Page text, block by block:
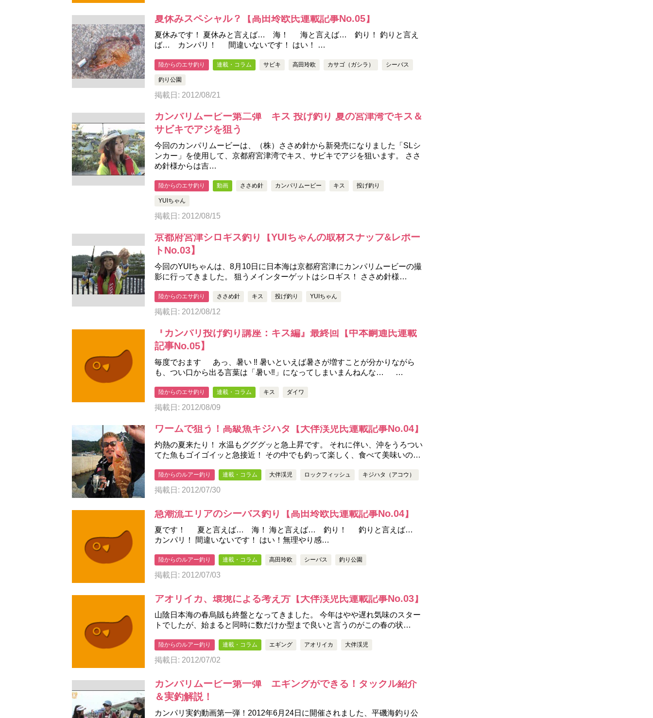
夏休みスペシャル？【高田玲欧氏連載記事No.05】
夏休みです！ 夏休みと言えば… 海！ 海と言えば… 釣り！ 釣りと言え
ば… カンパリ！ 間違いないです！ はい！ …
陸からのエサ釣り 連載・コラム サビキ 高田玲欧 カサゴ（ガシラ） シーバス
釣り公園
掲載日: 2012/08/21
カンパリムービー第二弾 キス 投げ釣り 夏の宮津湾でキス＆
サビキでアジを狙う
今回のカンパリムービーは、（株）ささめ針から新発売になりました「SLシ
ンカー」を使用して、京都府宮津湾でキス、サビキでアジを狙います。 ささ
め針様からは吉…
陸からのエサ釣り 動画 ささめ針 カンパリムービー キス 投げ釣り
YUIちゃん
掲載日: 2012/08/15
京都府宮津シロギス釣り【YUIちゃんの取材スナップ&レポー
トNo.03】
今回のYUIちゃんは、8月10日に日本海は京都府宮津にカンパリムービーの撮
影に行ってきました。 狙うメインターゲットはシロギス！ ささめ針様…
陸からのエサ釣り ささめ針 キス 投げ釣り YUIちゃん
掲載日: 2012/08/12
『カンパリ投げ釣り講座：キス編』最終回【中本嗣通氏連載
記事No.05】
毎度でおます あっ、暑い ‼ 暑いといえば暑さが増すことが分かりながら
も、つい口から出る言葉は「暑い‼」になってしまいまんねんな… …
陸からのエサ釣り 連載・コラム キス ダイワ
掲載日: 2012/08/09
ワームで狙う！高級魚キジハタ【大伴渓児氏連載記事No.04】
灼熱の夏来たり！ 水温もグググッと急上昇です。 それに伴い、沖をうろつい
てた魚もゴイゴイッと急接近！ その中でも釣って楽しく、食べて美味いの…
陸からのルアー釣り 連載・コラム 大伴渓児 ロックフィッシュ キジハタ（アコウ）
掲載日: 2012/07/30
急潮流エリアのシーバス釣り【高田玲欧氏連載記事No.04】
夏です！ 夏と言えば… 海！ 海と言えば… 釣り！ 釣りと言えば…
カンパリ！ 間違いないです！ はい！無理やり感…
陸からのルアー釣り 連載・コラム 高田玲欧 シーバス 釣り公園
掲載日: 2012/07/03
アオリイカ、環境による考え方【大伴渓児氏連載記事No.03】
山陰日本海の春烏賊も終盤となってきました。 今年はやや遅れ気味のスター
トでしたが、始まると同時に数だけか型まで良いと言うのがこの春の状…
陸からのルアー釣り 連載・コラム エギング アオリイカ 大伴渓児
掲載日: 2012/07/02
カンパリムービー第一弾 エギングができる！タックル紹介
＆実釣解説！
カンパリ実釣動画第一弾！2012年6月24日に開催されました、平磯海釣り公